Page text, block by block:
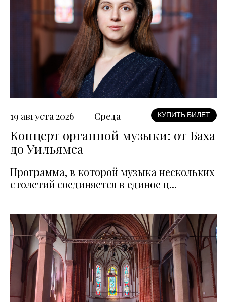
19 августа 2026 Среда КУПИТЬ БИЛЕТ
Концерт органной музыки: от Баха
до Уильямса
Программа, в которой музыка нескольких
столетий соединяется в единое ц...